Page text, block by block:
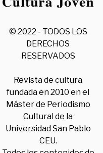
© 2022 - TODOS LOS
DERECHOS
RESERVADOS
Revista de cultura
fundada en 2010 en el
Máster de Periodismo
Cultural de la
Universidad San Pablo
CEU.